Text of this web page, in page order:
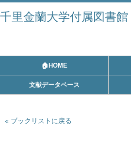
千里金蘭大学付属図書館
🏠HOME
文献データベース
ブックリストに戻る